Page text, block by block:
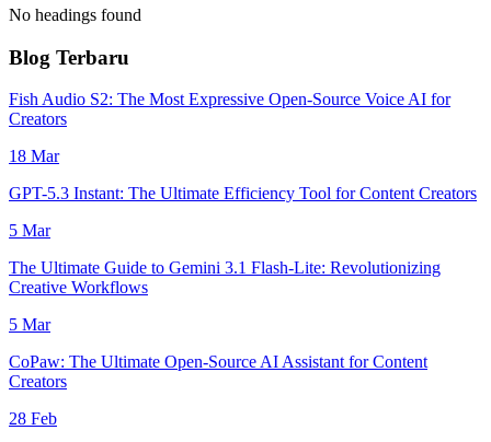
No headings found
Blog Terbaru
Fish Audio S2: The Most Expressive Open-Source Voice AI for
Creators
18 Mar
GPT-5.3 Instant: The Ultimate Efficiency Tool for Content Creators
5 Mar
The Ultimate Guide to Gemini 3.1 Flash-Lite: Revolutionizing
Creative Workflows
5 Mar
CoPaw: The Ultimate Open-Source AI Assistant for Content
Creators
28 Feb